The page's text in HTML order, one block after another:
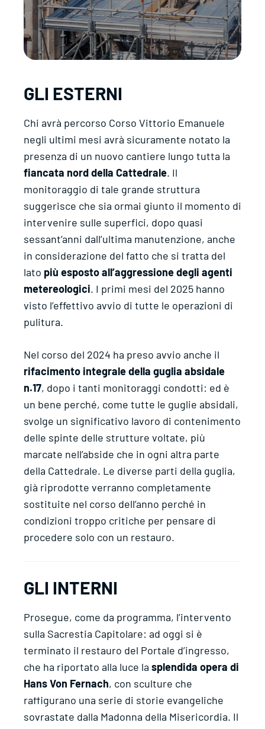
GLI ESTERNI
Chi avrà percorso Corso Vittorio Emanuele
negli ultimi mesi avrà sicuramente notato la
presenza di un nuovo cantiere lungo tutta la
fiancata nord della Cattedrale. Il
monitoraggio di tale grande struttura
suggerisce che sia ormai giunto il momento di
intervenire sulle superfici, dopo quasi
sessant’anni dall’ultima manutenzione, anche
in considerazione del fatto che si tratta del
lato più esposto all’aggressione degli agenti
metereologici. I primi mesi del 2025 hanno
visto l’effettivo avvio di tutte le operazioni di
pulitura.
Nel corso del 2024 ha preso avvio anche il
rifacimento integrale della guglia absidale
n.17, dopo i tanti monitoraggi condotti: ed è
un bene perché, come tutte le guglie absidali,
svolge un significativo lavoro di contenimento
delle spinte delle strutture voltate, più
marcate nell’abside che in ogni altra parte
della Cattedrale. Le diverse parti della guglia,
già riprodotte verranno completamente
sostituite nel corso dell’anno perché in
condizioni troppo critiche per pensare di
procedere solo con un restauro.
GLI INTERNI
Prosegue, come da programma, l’intervento
sulla Sacrestia Capitolare: ad oggi si è
terminato il restauro del Portale d’ingresso,
che ha riportato alla luce la splendida opera di
Hans Von Fernach, con sculture che
raffigurano una serie di storie evangeliche
sovrastate dalla Madonna della Misericordia. Il